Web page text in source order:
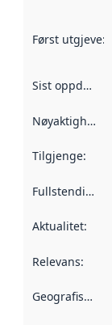
Først utgjeve:
Sist oppdatert
Nøyaktigheit
Tilgjenge:
Fullstendigheit
Aktualitet:
Relevans:
Geografisk område